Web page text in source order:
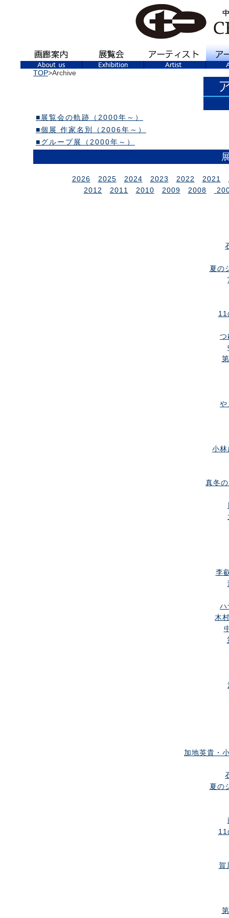
TOP>Archive
■展覧会の軌跡（2000年～）
■個展 作家名別（2006年～）
■グループ展（2000年～）
2026 2025 2024 2023 2022 2021
2012
2011 2010 2009 2008
夏の
11
つ
や
小林
真冬
李
ハ
木
加地英貴・
夏の
11
賀